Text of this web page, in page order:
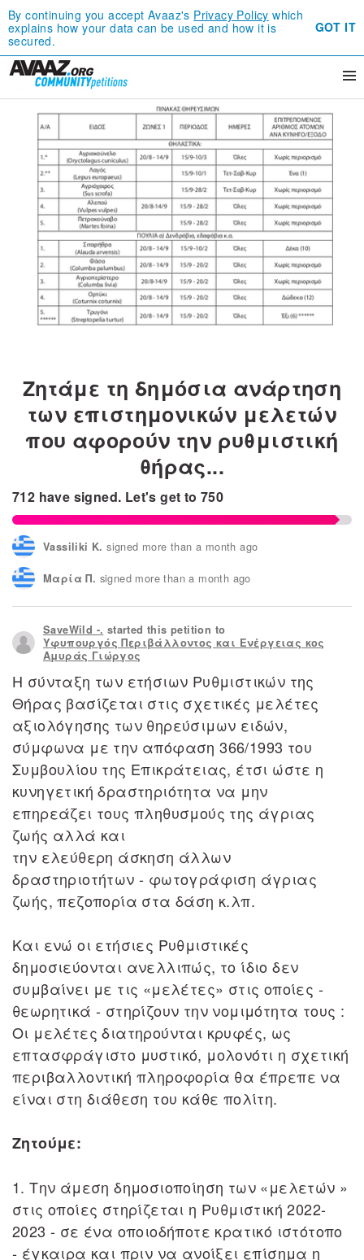
By continuing you accept Avaaz's Privacy Policy which
explains how your data can be used and how it is
secured.
GOT IT
Ζητάμε τη δημόσια ανάρτηση
των επιστημονικών μελετών
που αφορούν την ρυθμιστική
θήρας...
712 have signed. Let's get to750
Vassiliki K. signed more than a month ago
Μαρία Π. signed more than a month ago
Αλέξανδρος Α. signed more than a month ago
Σταύρος Κ. signed more than a month ago
Σαμαρά Ά. signed more than a month ago
Yannis A. signed more than a month ago
SaveWild -. started this petition to
Υφυπουργός Περιβάλλοντος και Ενέργειας κος
Αμυράς Γιώργος
Η σύνταξη των ετήσιων Ρυθμιστικών της
Θήρας βασίζεται στις σχετικές μελέτες
αξιολόγησης των θηρεύσιμων ειδών,
σύμφωνα με την απόφαση 366/1993 του
Συμβουλίου της Επικράτειας, έτσι ώστε η
κυνηγετική δραστηριότητα να μην
επηρεάζει τους πληθυσμούς της άγριας
ζωής αλλά και
την ελεύθερη άσκηση άλλων
δραστηριοτήτων - φωτογράφιση άγριας
ζωής, πεζοπορία στα δάση κ.λπ.
Και ενώ οι ετήσιες Ρυθμιστικές
δημοσιεύονται ανελλιπώς, το ίδιο δεν
συμβαίνει με τις «μελέτες» στις οποίες -
θεωρητικά - στηρίζουν την νομιμότητα τους :
Οι μελέτες διατηρούνται κρυφές, ως
επτασφράγιστο μυστικό, μολονότι η σχετική
περιβαλλοντική πληροφορία θα έπρεπε να
είναι στη διάθεση του κάθε πολίτη.
Ζητούμε:
1. Την άμεση δημοσιοποίηση των «μελετών »
στις οποίες στηρίζεται η Ρυθμιστική 2022-
2023 - σε ένα οποιοδήποτε κρατικό ιστότοπο
- έγκαιρα και πριν να ανοίξει επίσημα η